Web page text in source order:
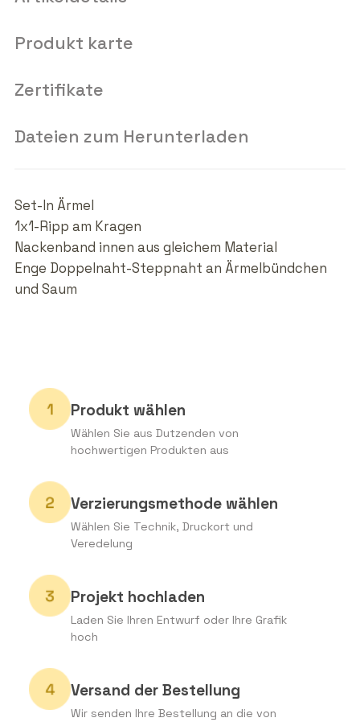
Produkt karte
Zertifikate
Dateien zum Herunterladen
Set-In Ärmel
1x1-Ripp am Kragen
Nackenband innen aus gleichem Material
Enge Doppelnaht-Steppnaht an Ärmelbündchen
und Saum
Produkt wählen
Wählen Sie aus Dutzenden von
hochwertigen Produkten aus
Verzierungsmethode wählen
Wählen Sie Technik, Druckort und
Veredelung
Projekt hochladen
Laden Sie Ihren Entwurf oder Ihre Grafik
hoch
Versand der Bestellung
Wir senden Ihre Bestellung an die von